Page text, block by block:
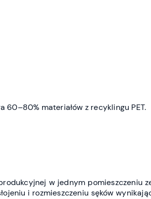
60–80% materiałów z recyklingu PET.
w jednym pomieszczeniu
i rozmieszczeniu sęków